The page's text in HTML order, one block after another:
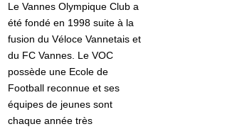
Le Vannes Olympique Club a
été fondé en 1998 suite à la
fusion du Véloce Vannetais et
du FC Vannes. Le VOC
possède une Ecole de
Football reconnue et ses
équipes de jeunes sont
chaque année très